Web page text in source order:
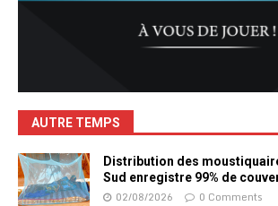
AUTRE TEMPS
Distribution des
Sud enregistre 99% de
02/08/2026 0 Comments